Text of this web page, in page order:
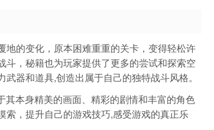
的变化，原本困难重重的关卡，变得轻松许
，秘籍也为玩家提供了更多的尝试和探索空
器和道具,创造出属于自己的独特战斗风格。
本身精美的画面、精彩的剧情和丰富的角色
，提升自己的游戏技巧,感受游戏的真正乐